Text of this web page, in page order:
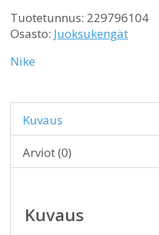
Tuotetunnus: 229796104
Osasto: Juoksukengät
Nike
Kuvaus
Arviot (0)
Kuvaus